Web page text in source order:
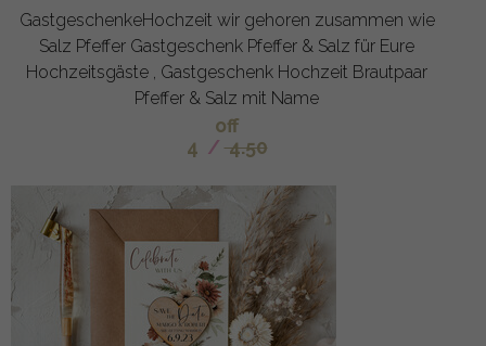
GastgeschenkeHochzeit wir gehoren zusammen wie
Salz Pfeffer Gastgeschenk Pfeffer & Salz für Eure
Hochzeitsgäste , Gastgeschenk Hochzeit Brautpaar
Pfeffer & Salz mit Name
off
4 / 4.50